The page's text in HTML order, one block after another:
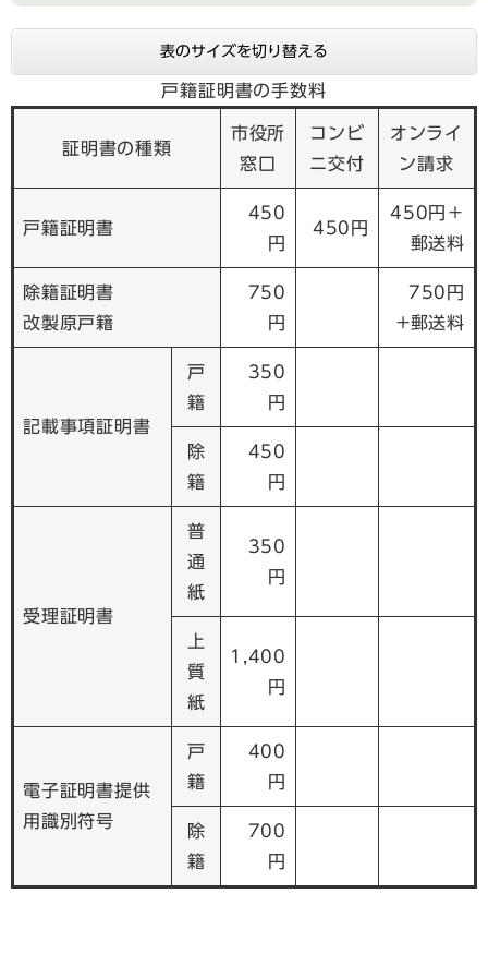
表のサイズを切り替える
戸籍証明書の手数料
証明書の種類
市役所
窓口
コンビ
ニ交付
オンライ
ン請求
戸籍証明書
450
円
450円
450円＋
郵送料
除籍証明書
改製原戸籍
750
円
750円
+郵送料
記載事項証明書
戸
籍
350
円
除
籍
450
円
受理証明書
普
通
紙
350
円
上
質
紙
1,400
円
電子証明書提供
用識別符号
戸
籍
400
円
除
籍
700
円